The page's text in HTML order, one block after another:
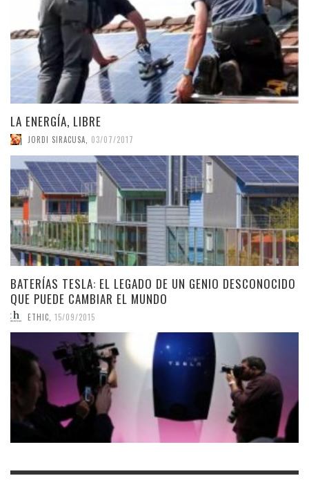
LA ENERGÍA, LIBRE
JORDI SIRACUSA 03/07/2017
BATERÍAS TESLA: EL LEGADO DE UN GENIO DESCONOCIDO
QUE PUEDE CAMBIAR EL MUNDO
ETHIC 15/09/2015